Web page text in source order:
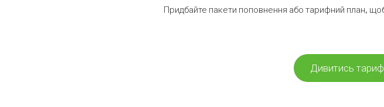
Придбайте пакети поповнення або тарифний план,
Дивитись